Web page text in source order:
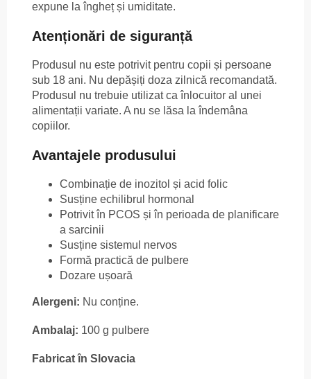
expune la îngheț și umiditate.
Atenționări de siguranță
Produsul nu este potrivit pentru copii și persoane
sub 18 ani. Nu depășiți doza zilnică recomandată.
Produsul nu trebuie utilizat ca înlocuitor al unei
alimentații variate. A nu se lăsa la îndemâna
copiilor.
Avantajele produsului
Combinație de inozitol și acid folic
Susține echilibrul hormonal
Potrivit în PCOS și în perioada de planificare
a sarcinii
Susține sistemul nervos
Formă practică de pulbere
Dozare ușoară
Alergeni: Nu conține.
Ambalaj: 100 g pulbere
Fabricat în Slovacia